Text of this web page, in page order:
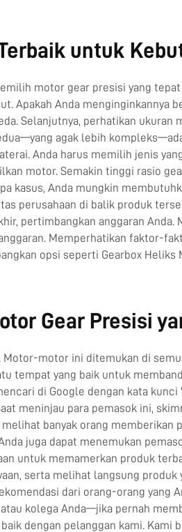
untuk
motor gear presisi yang
Apakah Anda menginginkannya
Selanjutnya, perhatikan
agak lebih
Anda harus memilih jenis
motor. Semakin tinggi rasio
kasus, Anda mungkin
perusahaan di balik produk
pertimbangkan anggaran
Memperhatikan faktor-
opsi seperti Gearbox Heliks
Gear Presisi
motor ini ditemukan di
tempat yang baik untuk
di Google dengan kata
meninjau para pemasok ini,
banyak orang
juga dapat menemukan
untuk memamerkan produk
serta melihat langsung
dari orang-orang yang
kolega Anda—jika pernah
dengan pelanggan kami.